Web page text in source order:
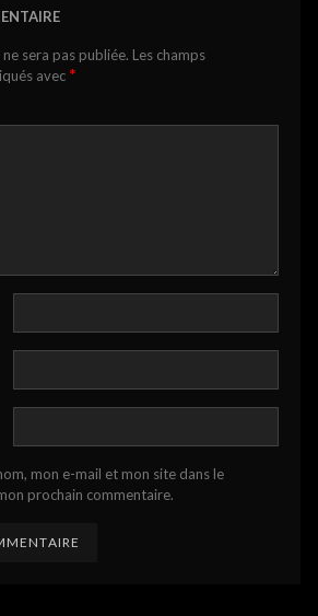
sera pas publiée. Les champs
avec *
mon e-mail et mon site dans le
prochain commentaire.